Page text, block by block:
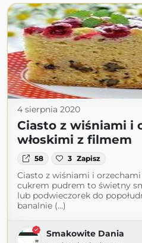
4 sierpnia 2020
Ciasto z wiśniami i
włoskimi z filmem
58 3 Zapisz
Ciasto z wiśniami i
cukrem pudrem to świetny
lub podwieczorek do
banalnie (...)
Smakowite Dania